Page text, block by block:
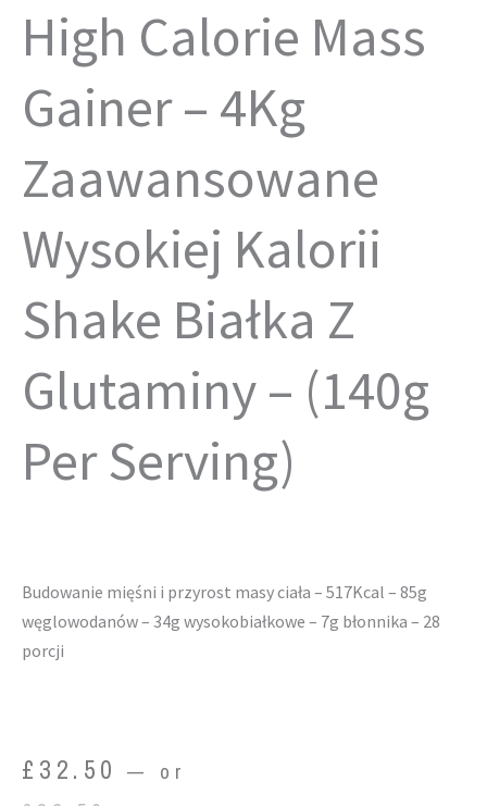
High Calorie Mass
Gainer – 4Kg
Zaawansowane
Wysokiej Kalorii
Shake Białka Z
Glutaminy – (140g
Per Serving)
Budowanie mięśni i przyrost masy ciała – 517Kcal – 85g
węglowodanów – 34g wysokobiałkowe – 7g błonnika – 28
porcji
£ 32.50 —
or
Original
price
Current
price